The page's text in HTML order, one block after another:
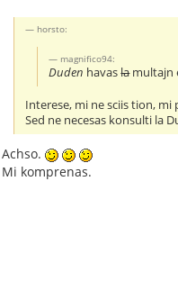
horsto:
magnifico94:
Duden havaslamultajn
Interese, mi ne sciis tion, mi
Sed ne necesas konsulti la
Achso.
Mi komprenas.